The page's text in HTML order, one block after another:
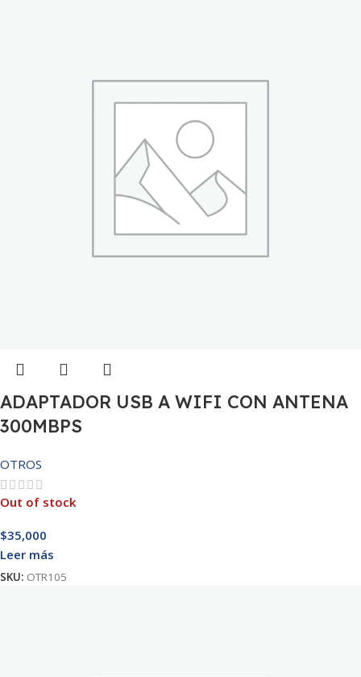
ADAPTADOR USB A WIFI CON ANTENA
300MBPS
OTROS
Out of stock
$35,000
Leer más
SKU: OTR105